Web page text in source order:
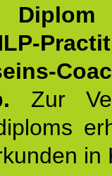
Zur
in